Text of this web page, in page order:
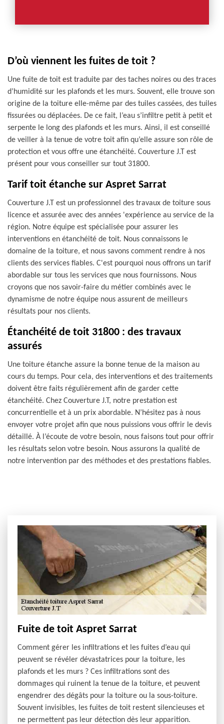
D’où viennent les fuites de toit ?
Une fuite de toit est traduite par des taches noires ou des traces
d’humidité sur les plafonds et les murs. Souvent, elle trouve son
origine de la toiture elle-même par des tuiles cassées, des tuiles
fissurées ou déplacées. De ce fait, l’eau s’infiltre petit à petit et
serpente le long des plafonds et les murs. Ainsi, il est conseillé
de veiller à la tenue de votre toit afin qu’elle assure son rôle de
protection et vous offre une étanchéité. Couverture J.T est
présent pour vous conseiller sur tout 31800.
Tarif toit étanche sur Aspret Sarrat
Couverture J.T est un professionnel des travaux de toiture sous
licence et assurée avec des années 'expérience au service de la
région. Notre équipe est spécialisée pour assurer les
interventions en étanchéité de toit. Nous connaissons le
domaine de la toiture, et nous savons comment rendre à nos
clients des services fiables. C'est pourquoi nous offrons un tarif
abordable sur tous les services que nous fournissons. Nous
croyons que nos savoir-faire du métier combinés avec le
dynamisme de notre équipe nous assurent de meilleurs
résultats pour nos clients.
Étanchéité de toit 31800 : des travaux
assurés
Une toiture étanche assure la bonne tenue de la maison au
cours du temps. Pour cela, des interventions et des traitements
doivent être faits régulièrement afin de garder cette
étanchéité. Chez Couverture J.T, notre prestation est
concurrentielle et à un prix abordable. N’hésitez pas à nous
envoyer votre projet afin que nous puissions vous offrir le devis
détaillé. À l’écoute de votre besoin, nous faisons tout pour offrir
les résultats selon votre besoin. Nous assurons la qualité de
notre intervention par des méthodes et des prestations fiables.
Fuite de toit Aspret Sarrat
Comment gérer les infiltrations et les fuites d’eau qui
peuvent se révéler dévastatrices pour la toiture, les
plafonds et les murs ? Ces infiltrations sont des
dommages qui ruinent la tenue de la toiture, et peuvent
engendrer des dégâts pour la toiture ou la sous-toiture.
Souvent invisibles, les fuites de toit restent silencieuses et
ne permettent pas leur détection dès leur apparition.